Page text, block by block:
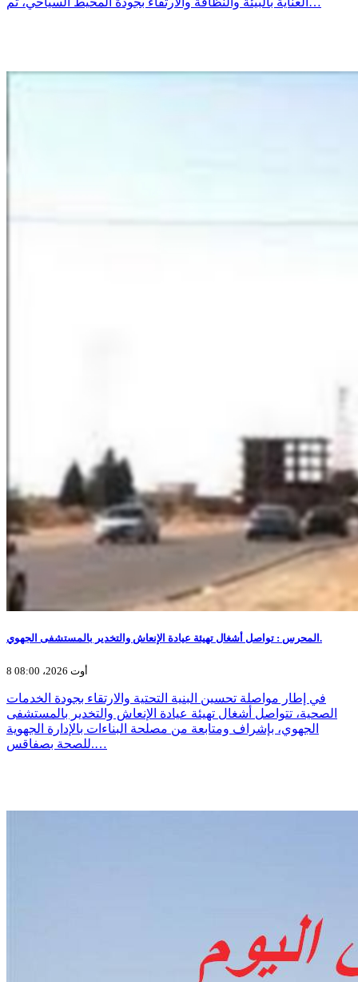
المحرس : تواصل أشغال تهيئة عيادة الإنعاش والتخدير بالمستشفى الجهوي.
8 أوت 2026، 08:00
في إطار مواصلة تحسين البنية التحتية والارتقاء بجودة الخدمات
الصحية، تتواصل أشغال تهيئة عيادة الإنعاش والتخدير بالمستشفى
الجهوي، بإشراف ومتابعة من مصلحة البناءات بالإدارة الجهوية
للصحة بصفاقس.…